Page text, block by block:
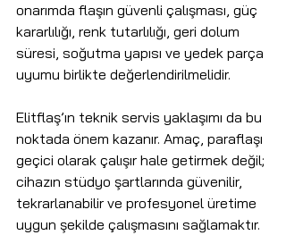
onarımda flaşın güvenli çalışması, güç
kararlılığı, renk tutarlılığı, geri dolum
süresi, soğutma yapısı ve yedek parça
uyumu birlikte değerlendirilmelidir.
Elitflaş’ın teknik servis yaklaşımı da bu
noktada önem kazanır. Amaç, paraflaşı
geçici olarak çalışır hale getirmek değil;
cihazın stüdyo şartlarında güvenilir,
tekrarlanabilir ve profesyonel üretime
uygun şekilde çalışmasını sağlamaktır.